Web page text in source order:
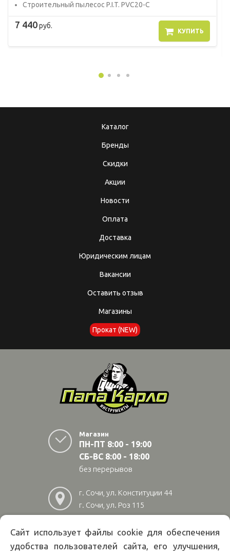
Строительный пылесос P.I.T. PVC20-C
7 440руб.
КУПИТЬ
Каталог
Бренды
Скидки
Акции
Новости
Оплата
Доставка
Юридическим лицам
Вакансии
Оставить отзыв
Магазины
Прокат (NEW)
Магазин
ПН-ПТ 8:00 - 19:00
СБ-ВС 8:00 - 18:00
без перерывов
г. Сочи, ул. Конституции 44
г. Сочи, ул. Роз 115
г. Адлер, ул Авиационная
28/10
222 02 01
Сайт использует файлы cookie для обеспечения
удобства пользователей сайта, его улучшения,